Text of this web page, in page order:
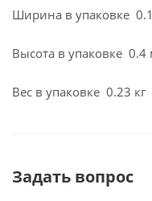
Ширина в упаковке
Высота в упаковке 0.4
Вес в упаковке 0.23 кг
Задать вопрос